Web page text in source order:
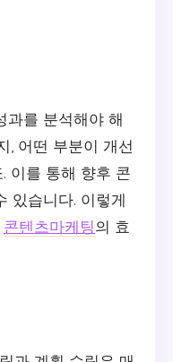
과를 분석해야 해
, 어떤 부분이 개선
이를 통해 향후 콘
있습니다. 이렇게
콘텐츠마케팅의 효